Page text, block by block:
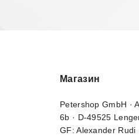
Магазин
Petershop GmbH ·
6b · D-49525
GF: Alexander Rudi